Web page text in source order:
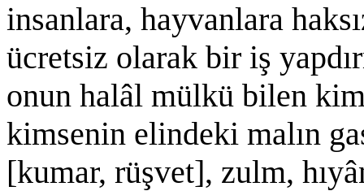
insanlara, hayvanlara
ücretsiz olarak bir iş
onun halâl mülkü bilen
kimsenin elindeki malın
[kumar, rüşvet], zulm,